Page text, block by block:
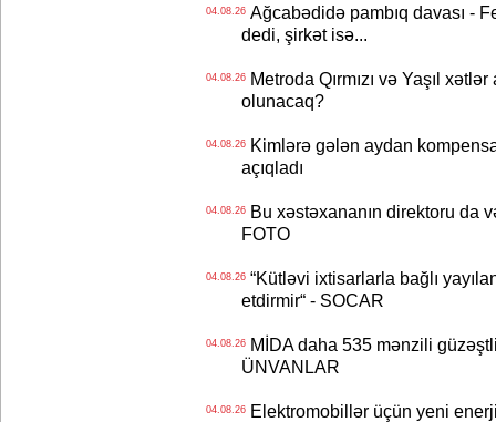
04.08.26Ağcabədidə pambıq davası -
dedi, şirkət isə...
04.08.26Metroda Qırmızı və Yaşıl
olunacaq?
04.08.26Kimlərə gələn aydan
açıqladı
04.08.26Bu xəstəxananın direktoru da
FOTO
04.08.26“Kütləvi ixtisarlarla bağlı
etdirmir“ - SOCAR
04.08.26MİDA daha 535 mənzili güzəştli
ÜNVANLAR
04.08.26Elektromobillər üçün yeni